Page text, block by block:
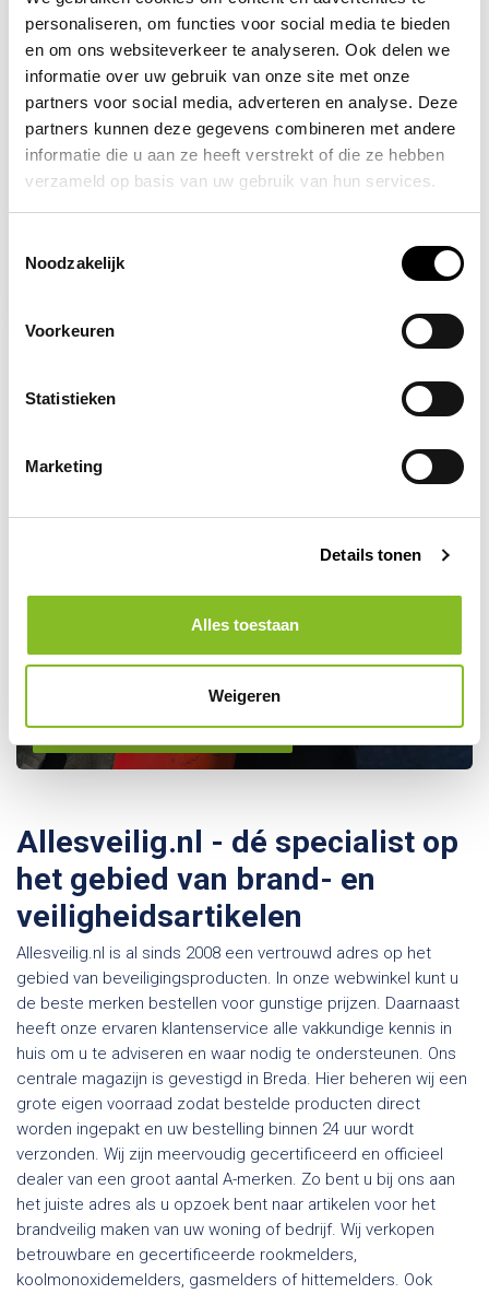
personaliseren, om functies voor social media te bieden
en om ons websiteverkeer te analyseren. Ook delen we
informatie over uw gebruik van onze site met onze
partners voor social media, adverteren en analyse. Deze
partners kunnen deze gegevens combineren met andere
informatie die u aan ze heeft verstrekt of die ze hebben
verzameld op basis van uw gebruik van hun services.
Noodzakelijk
Voorkeuren
Statistieken
Marketing
Details tonen
Alles toestaan
Weigeren
Op voorraad
HONEYWELL
veiligheidsbril A800
Kom je er toch niet helemaal
Gebruik onze keuzehulp
Allesveilig.nl - dé specialist op
het gebied van brand- en
veiligheidsartikelen
Allesveilig.nl is al sinds 2008 een vertrouwd adres op het
gebied van beveiligingsproducten. In onze webwinkel kunt u
de beste merken bestellen voor gunstige prijzen. Daarnaast
heeft onze ervaren klantenservice alle vakkundige kennis in
huis om u te adviseren en waar nodig te ondersteunen. Ons
centrale magazijn is gevestigd in Breda. Hier beheren wij een
grote eigen voorraad zodat bestelde producten direct
worden ingepakt en uw bestelling binnen 24 uur wordt
verzonden. Wij zijn meervoudig gecertificeerd en officieel
dealer van een groot aantal A-merken. Zo bent u bij ons aan
het juiste adres als u opzoek bent naar artikelen voor het
brandveilig maken van uw woning of bedrijf. Wij verkopen
betrouwbare en gecertificeerde rookmelders,
koolmonoxidemelders, gasmelders of hittemelders. Ook